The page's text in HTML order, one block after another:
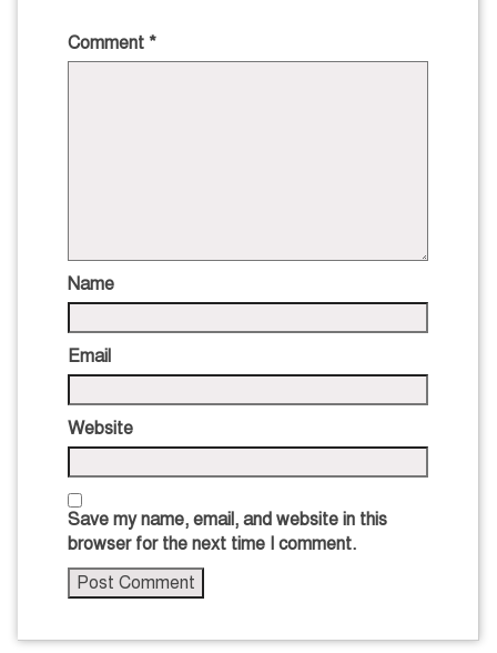
Comment *
Name
Email
Website
Save my name, email, and website in this
browser for the next time I comment.